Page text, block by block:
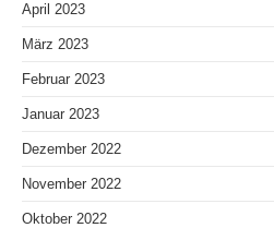
April 2023
März 2023
Februar 2023
Januar 2023
Dezember 2022
November 2022
Oktober 2022